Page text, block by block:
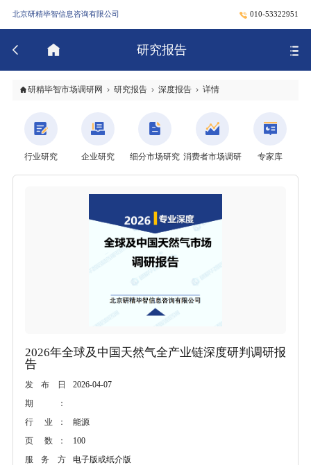
北京研精毕智信息咨询有限公司 010-53322951
研究报告
研精毕智市场调研网 研究报告 深度报告 详情
行业研究 企业研究 细分市场研究 消费者市场调研 专家库
2026年全球及中国天然气全产业链深度研判调研报
告
发布日
期：
2026-04-07
行 业：
能源
页 数：
100
服务方
电子版或纸介版